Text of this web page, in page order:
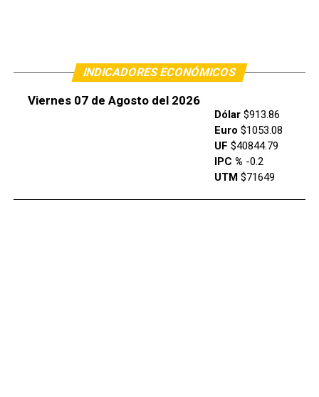
INDICADORES ECONÓMICOS
Viernes 07 de Agosto del 2026
Dólar$913.86
Euro $1053.08
UF $40844.79
IPC % -0.2
UTM $71649